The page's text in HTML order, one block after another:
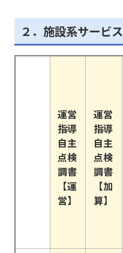
２．施設系サービス
運営
指導
自主
点検
調書
【運
営】
運営
指導
自主
点検
調書
【加
算】